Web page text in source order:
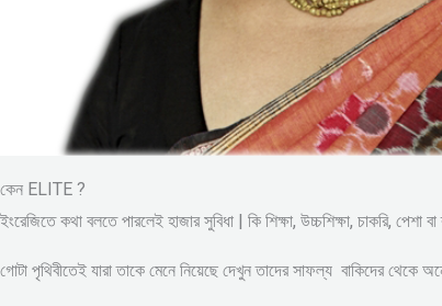
কেন ELITE ?
ইংরেজিতে কথা বলতে পারলেই হাজার সুবিধা | কি শিক্ষা, উচ্চশিক্ষা, চাকরি, পেশা
গোটা পৃথিবীতেই যারা তাকে মেনে নিয়েছে দেখুন তাদের সাফল্য বাকিদের থেকে